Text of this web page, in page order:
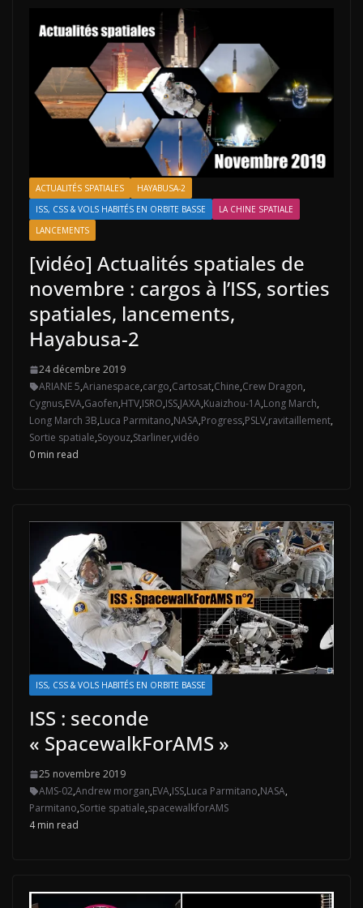
ACTUALITÉS SPATIALES
HAYABUSA-2
ISS, CSS & VOLS HABITÉS EN ORBITE BASSE
LA CHINE SPATIALE
LANCEMENTS
[vidéo] Actualités spatiales de
novembre : cargos à l’ISS, sorties
spatiales, lancements,
Hayabusa-2
24 décembre 2019
ARIANE 5,Arianespace,cargo,Cartosat,Chine,Crew Dragon,
Cygnus,EVA,Gaofen,HTV,ISRO,ISS,JAXA,Kuaizhou-1A,Long March,
Long March 3B,Luca Parmitano,NASA,Progress,PSLV,ravitaillement,
Sortie spatiale,Soyouz,Starliner,vidéo
0 min read
ISS, CSS & VOLS HABITÉS EN ORBITE BASSE
ISS : seconde
« SpacewalkForAMS »
25 novembre 2019
AMS-02,Andrew morgan,EVA,ISS,Luca Parmitano,NASA,
Parmitano,Sortie spatiale,spacewalkforAMS
4 min read